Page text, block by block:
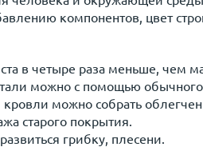
компонентов, цвет
в четыре раза меньше, чем
можно с помощью
можно собрать
старого покрытия.
грибку, плесени.